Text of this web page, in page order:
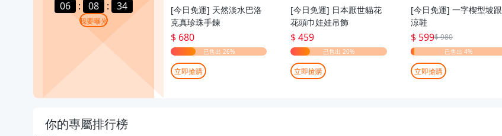
06 : 08 : 32
我要曝光
[今日免運] 天然淡水巴洛
克真珍珠手鍊
$ 680
立即搶購
[今日免運] 日本厭世貓花
花頭巾娃娃吊飾
$ 459
立即搶購
[今日免運] 一字楔型坡跟
涼鞋
$ 599$ 980
立即搶購
你的專屬排行榜